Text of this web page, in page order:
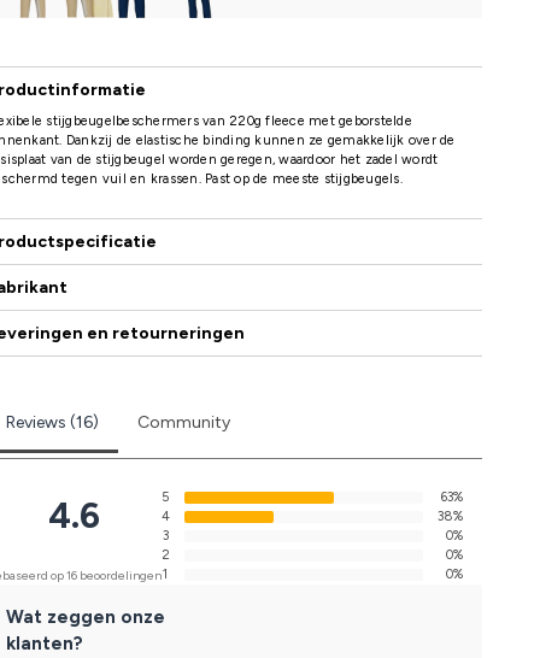
stijgbeugelbeschermers van 220g fleece met geborstelde
Dankzij de elastische binding kunnen ze gemakkelijk over de
van de stijgbeugel worden geregen, waardoor het zadel wordt
tegen vuil en krassen. Past op de meeste stijgbeugels.
en retourneringen
Reviews (16) Community
4.6
op 16 beoordelingen
5
63%
4
38%
3
0%
2
0%
1
0%
Wat zeggen onze
klanten?